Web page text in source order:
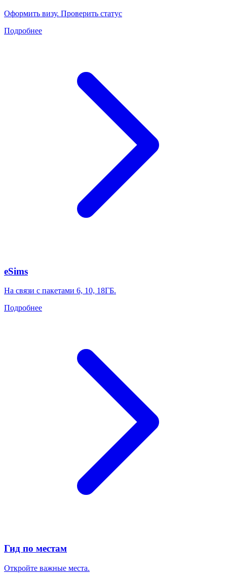
Оформить визу. Проверить статус
Подробнее
eSims
На связи с пакетами 6, 10, 18ГБ.
Подробнее
Гид по местам
Откройте важные места.